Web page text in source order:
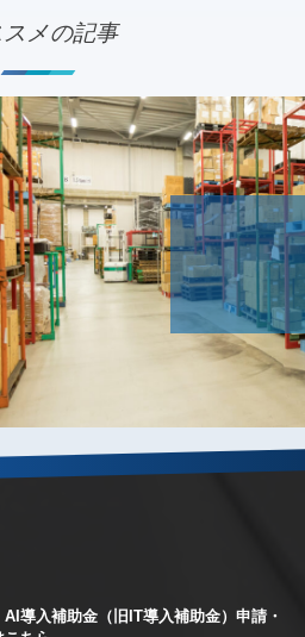
メの記事
の概要 P-06 卸売業の業種特化型
補助金）の業務プロセス 2021-04-04
導入補助金（旧IT導入補助金）申請・